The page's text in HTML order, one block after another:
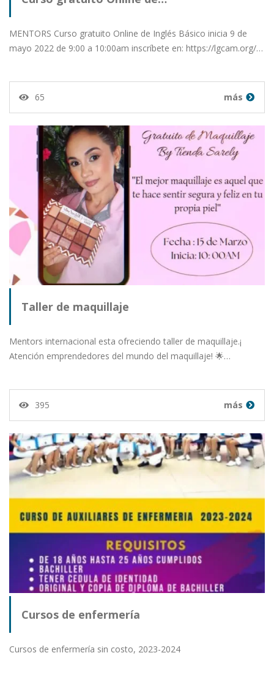
MENTORS Curso gratuito Online de Inglés Básico inicia 9 de
mayo 2022 de 9:00 a 10:00am inscríbete en: https://lgcam.org/…
65 más
Taller de maquillaje
Mentors internacional esta ofreciendo taller de maquillaje.¡
Atención emprendedores del mundo del maquillaje! 🌟…
395 más
Cursos de enfermería
Cursos de enfermería sin costo, 2023-2024